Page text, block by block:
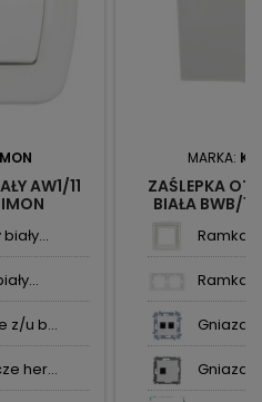
AW1/11
z/u b...
her...
MARKA:
ZAŚLEPKA
BIAŁA BWB/
Ramka
Ramka